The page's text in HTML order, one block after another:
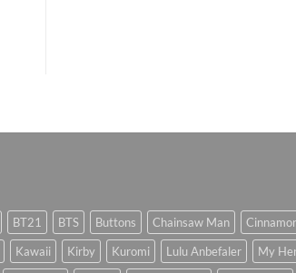
BT21 BTS Buttons Chainsaw Man
Kawaii Kirby Kuromi Lulu Anbefaler My